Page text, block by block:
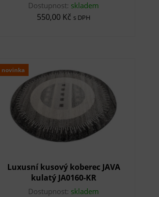
Dostupnost: skladem
550,00 Kč s DPH
novinka
Luxusní kusový koberec JAVA
kulatý JA0160-KR
Dostupnost: skladem